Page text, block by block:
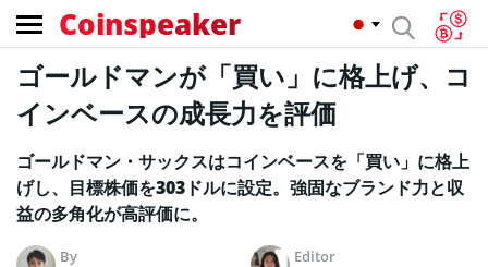
Coinspeaker
ゴールドマンが「買い」に格上げ、コ
インベースの成長力を評価
ゴールドマン・サックスはコインベースを「買い」に格上
げし、目標株価を303ドルに設定。強固なブランド力と収
益の多角化が高評価に。
By
Editor